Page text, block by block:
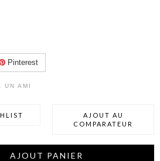
Pinterest
UN AMI
AJOUT AU
COMPARATEUR
AJOUT PANIER